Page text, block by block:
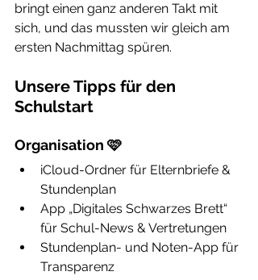
bringt einen ganz anderen Takt mit
sich, und das mussten wir gleich am
ersten Nachmittag spüren.
Unsere Tipps für den
Schulstart
Organisation 🩷
iCloud-Ordner für Elternbriefe &
Stundenplan
App „Digitales Schwarzes Brett“
für Schul-News & Vertretungen
Stundenplan- und Noten-App für
Transparenz